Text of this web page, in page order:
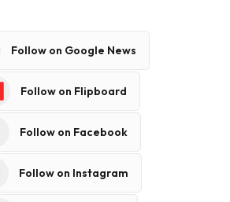
Follow on Google News
Follow on Flipboard
Follow on Facebook
Follow on Instagram